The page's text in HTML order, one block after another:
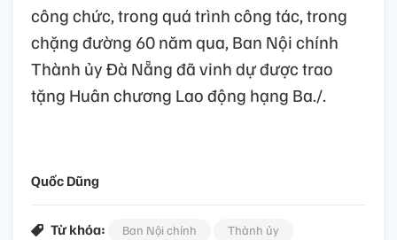
công chức, trong quá trình công tác, trong
chặng đường 60 năm qua, Ban Nội chính
Thành ủy Đà Nẵng đã vinh dự được trao
tặng Huân chương Lao động hạng Ba./.
Quốc Dũng
Từ khóa: Ban Nội chính
Thành ủy